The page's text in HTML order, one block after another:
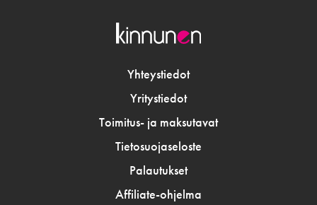
Yhteystiedot
Yritystiedot
Toimitus- ja maksutavat
Tietosuojaseloste
Palautukset
Affiliate-ohjelma